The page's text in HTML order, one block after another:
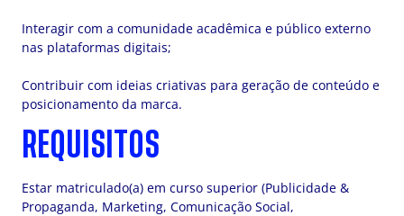
Interagir com a comunidade acadêmica e público externo
nas plataformas digitais;
Contribuir com ideias criativas para geração de conteúdo e
posicionamento da marca.
REQUISITOS
Estar matriculado(a) em curso superior (Publicidade &
Propaganda, Marketing, Comunicação Social,